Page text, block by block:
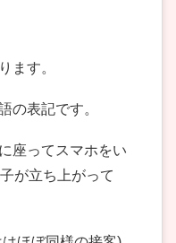
ます。
の表記です。
座ってスマホをい
が立ち上がって